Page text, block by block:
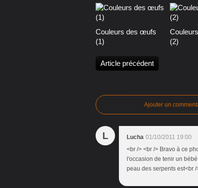
Couleurs des œufs
(1)
(2)
Article précédent
Ajouter un
L Lucha 01/10/2011 19:00
<br /> <br /> Bravo à ce
l'occasion de tenir un
peau des serpents est<br